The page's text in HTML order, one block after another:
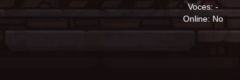
Voces: -
Online: No